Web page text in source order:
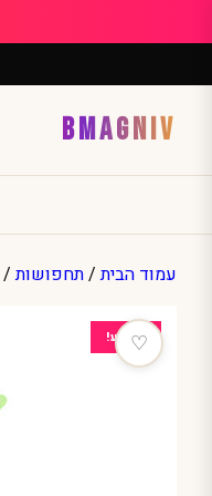
to
BMAGNIV
עמוד הבית/תחפושות/
מבצע!
♡